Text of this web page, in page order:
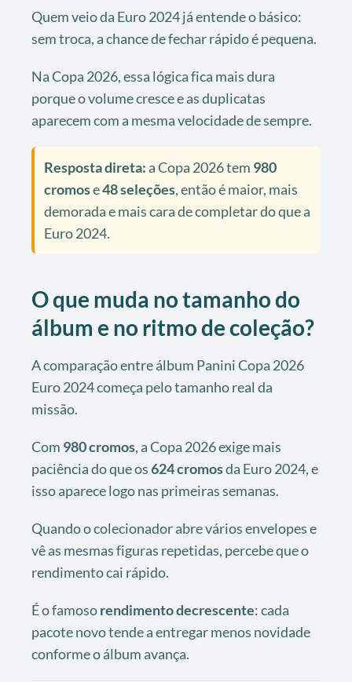
Quem veio da Euro 2024 já entende o básico:
sem troca, a chance de fechar rápido é pequena.
Na Copa 2026, essa lógica fica mais dura
porque o volume cresce e as duplicatas
aparecem com a mesma velocidade de sempre.
Resposta direta:a Copa 2026 tem 980
cromose48 seleções, então é maior, mais
demorada e mais cara de completar do que a
Euro 2024.
O que muda no tamanho do
álbum e no ritmo de coleção?
A comparação entre álbum Panini Copa 2026
Euro 2024 começa pelo tamanho real da
missão.
Com 980 cromos, a Copa 2026 exige mais
paciência do que os624 cromosda Euro 2024, e
isso aparece logo nas primeiras semanas.
Quando o colecionador abre vários envelopes e
vê as mesmas figuras repetidas, percebe que o
rendimento cai rápido.
É o famosorendimento decrescente: cada
pacote novo tende a entregar menos novidade
conforme o álbum avança.